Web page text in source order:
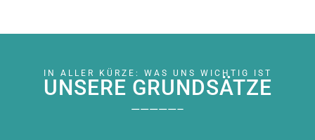
IN ALLER KÜRZE: WAS UNS WICHTIG IST
UNSERE GRUNDSÄTZE
—————–